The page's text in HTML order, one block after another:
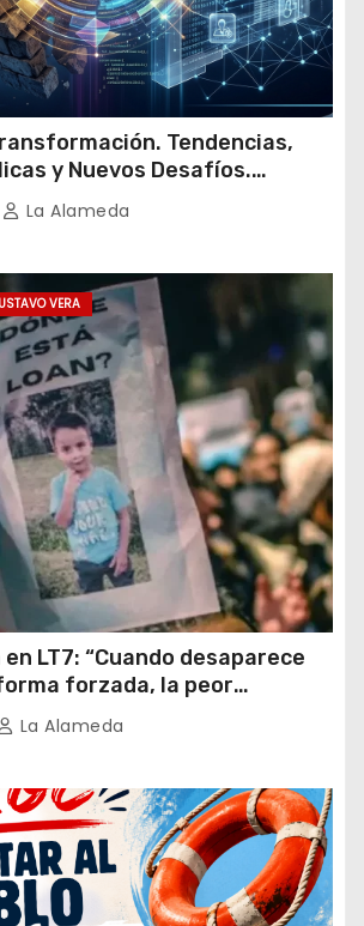
Tendencias,
y Nuevos Desafíos.
– Julio 2026
La Alameda
VERA
LT7: “Cuando desaparece
forzada, la peor
y así debe seguir
Loan”
La Alameda